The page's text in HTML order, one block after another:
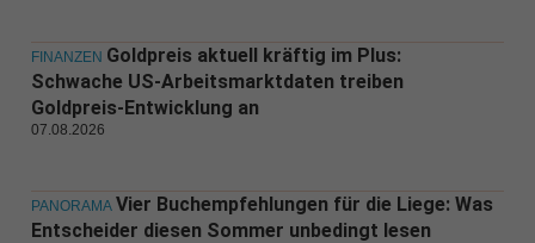
FINANZEN Goldpreis aktuell kräftig im Plus:
Schwache US-Arbeitsmarktdaten treiben
Goldpreis-Entwicklung an
07.08.2026
PANORAMA Vier Buchempfehlungen für die Liege: Was
Entscheider diesen Sommer unbedingt lesen